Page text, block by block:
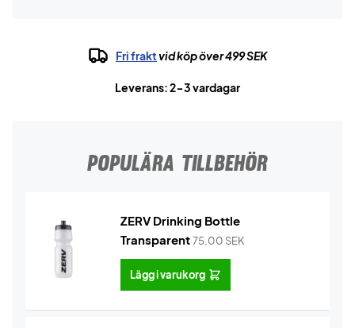
Fri fraktvid köp över 499 SEK
Leverans: 2-3 vardagar
POPULÄRA TILLBEHÖR
ZERV Drinking Bottle
Transparent75,00 SEK
Lägg i varukorg